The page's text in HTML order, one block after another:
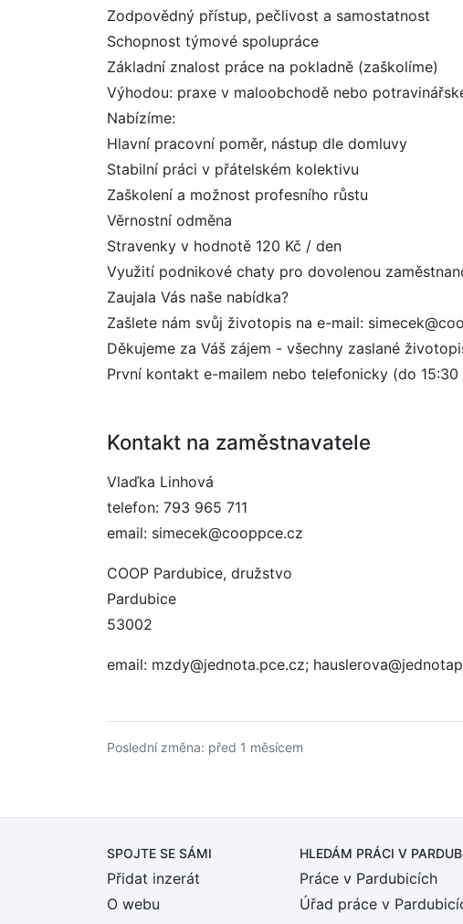
Zodpovědný přístup, pečlivost a samostatnost
Schopnost týmové spolupráce
Základní znalost práce na pokladně (zaškolíme)
Výhodou: praxe v maloobchodě nebo
Nabízíme:
Hlavní pracovní poměr, nástup dle domluvy
Stabilní práci v přátelském kolektivu
Zaškolení a možnost profesního růstu
Věrnostní odměna
Stravenky v hodnotě 120 Kč / den
Využití podnikové chaty pro dovolenou
Zaujala Vás naše nabídka?
Zašlete nám svůj životopis na e-mail:
Děkujeme za Váš zájem - všechny zaslané
První kontakt e-mailem nebo telefonicky (do
Kontakt na zaměstnavatele
Vlaďka Linhová
telefon: 793 965 711
email: simecek@cooppce.cz
COOP Pardubice, družstvo
Pardubice
53002
email: mzdy@jednota.pce.cz;
Poslední změna: před 1 měsícem
SPOJTE SE SÁMI
Přidat inzerát
O webu
HLEDÁM PRÁCI V
Práce v Pardubicích
Úřad práce v